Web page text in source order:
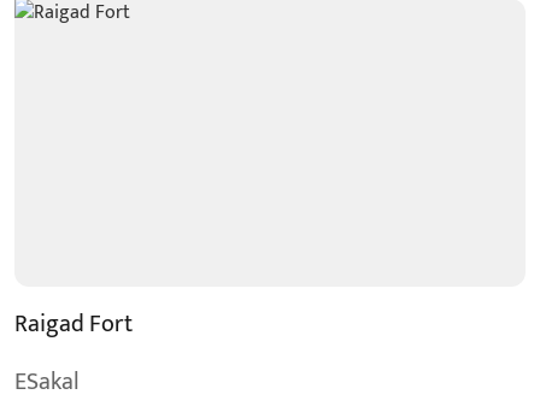
Raigad Fort
ESakal